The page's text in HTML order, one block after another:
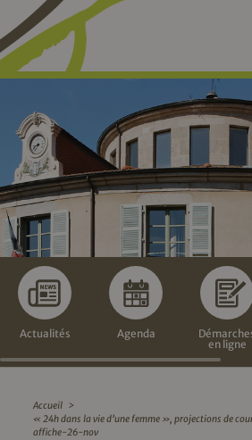
Actualités Agenda
en ligne
Accueil >
« 24h dans la vie d’une femme », projections de
affiche-26-nov